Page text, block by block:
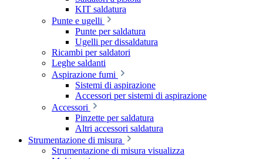
KIT saldatura
Punte e ugelli
Punte per saldatura
Ugelli per dissaldatura
Ricambi per saldatori
Leghe saldanti
Aspirazione fumi
Sistemi di aspirazione
Accessori per sistemi di aspirazione
Accessori
Pinzette per saldatura
Altri accessori saldatura
Strumentazione di misura
Strumentazione di misura visualizza